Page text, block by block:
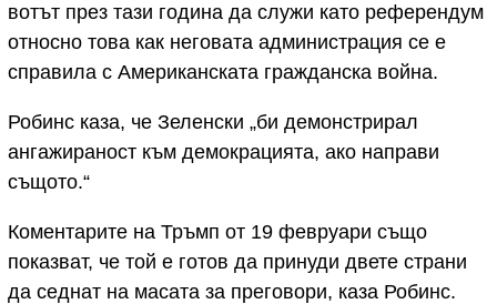
вотът през тази година да служи като референдум
относно това как неговата администрация се е
справила с Американската гражданска война.
Робинс каза, че Зеленски „би демонстрирал
ангажираност към демокрацията, ако направи
същото.“
Коментарите на Тръмп от 19 февруари също
показват, че той е готов да принуди двете страни
да седнат на масата за преговори, каза Робинс.